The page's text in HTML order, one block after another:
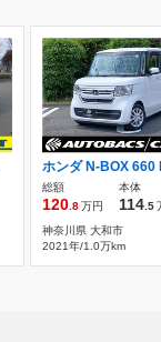
総額
120.8万円
本体
114.5
神奈川県 大和市
2021年/1.0万km